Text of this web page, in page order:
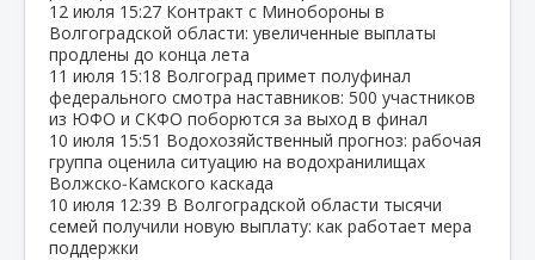
12 июля 15:27 Контракт с Минобороны в
Волгоградской области: увеличенные выплаты
продлены до конца лета
11 июля 15:18 Волгоград примет полуфинал
федерального смотра наставников: 500 участников
из ЮФО и СКФО поборются за выход в финал
10 июля 15:51 Водохозяйственный прогноз: рабочая
группа оценила ситуацию на водохранилищах
Волжско‑Камского каскада
10 июля 12:39 В Волгоградской области тысячи
семей получили новую выплату: как работает мера
поддержки